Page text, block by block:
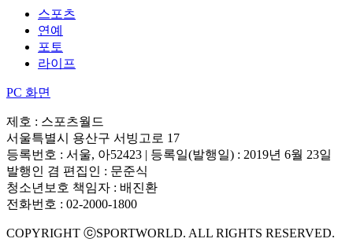
스포츠
연예
포토
라이프
PC 화면
제호 : 스포츠월드
서울특별시 용산구 서빙고로 17
등록번호 : 서울, 아52423 | 등록일(발행일) : 2019년 6월 23일
발행인 겸 편집인 : 문준식
청소년보호 책임자 : 배진환
전화번호 : 02-2000-1800
COPYRIGHT ⓒSPORTWORLD. ALL RIGHTS RESERVED.